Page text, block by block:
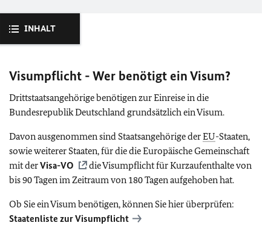
INHALT
Visumpflicht - Wer benötigt ein Visum?
Drittstaatsangehörige benötigen zur Einreise in die
Bundesrepublik Deutschland grundsätzlich ein Visum.
Davon ausgenommen sind Staatsangehörige derEU-Staaten,
sowie weiterer Staaten, für die die Europäische Gemeinschaft
mit derVisa-VO
die Visumpflicht für Kurzaufenthalte von
bis 90 Tagen im Zeitraum von 180 Tagen aufgehoben hat.
Ob Sie ein Visum benötigen, können Sie hier überprüfen:
Staatenliste zur Visumpflicht